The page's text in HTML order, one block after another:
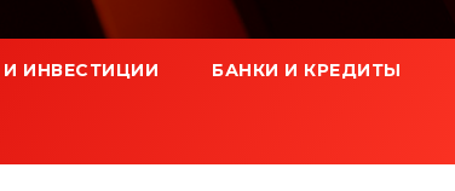
И ИНВЕСТИЦИИ БАНКИ И КРЕДИТЫ